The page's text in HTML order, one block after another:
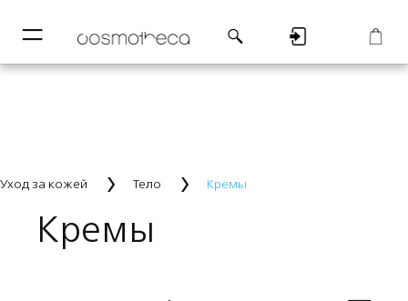
─
─ РегистрацияКорзина
Уход за кожей Тело Кремы
Кремы